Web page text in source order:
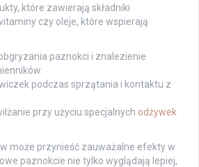
które zawierają składniki
czy oleje, które wspierają
paznokci i znalezienie
podczas sprzątania i kontaktu z
przy użyciu specjalnych odżywek
może przynieść zauważalne efekty w
paznokcie nie tylko wyglądają lepiej,